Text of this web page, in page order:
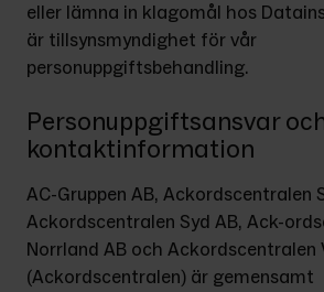
eller lämna in klagomål hos
är tillsynsmyndighet för vår
personuppgiftsbehandling.
Personuppgiftsansvar
kontaktinformation
AC-Gruppen AB, Ackordscentralen
Ackordscentralen Syd AB, Ack-
Norrland AB och Ackordscentralen
(Ackordscentralen) är gemensamt